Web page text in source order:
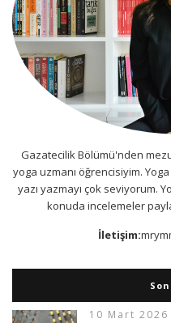
Gazatecilik Bölümü'nden
yoga uzmanı öğrencisiyim.
yazı yazmayı çok seviyorum.
konuda incelemeler
İletişim:
10 Mart 2026